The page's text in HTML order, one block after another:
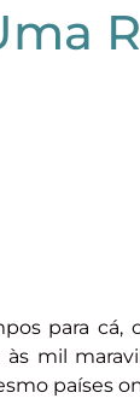
para cá,
às mil
países